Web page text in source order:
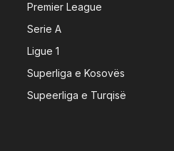
Premier League
Serie A
Ligue 1
Superliga e Kosovës
Supeerliga e Turqisë